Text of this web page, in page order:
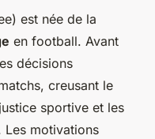
est née de la
en football. Avant
décisions
creusant le
sportive et les
Les motivations